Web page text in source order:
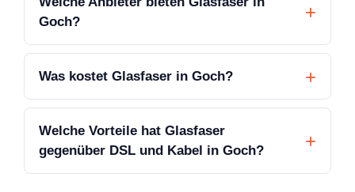
Goch?
Was kostet Glasfaser in Goch?
Welche Vorteile hat Glasfaser
gegenüber DSL und Kabel in Goch?